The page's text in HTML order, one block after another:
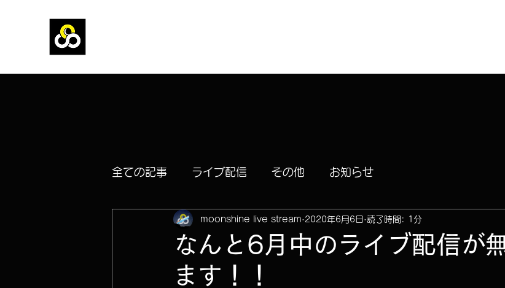
全ての記事 ライブ配信 その他 お知らせ
なんと6月中のライブ配信が
ます！！
moonshine live stream 2020年6月6日 読了時間: 1分